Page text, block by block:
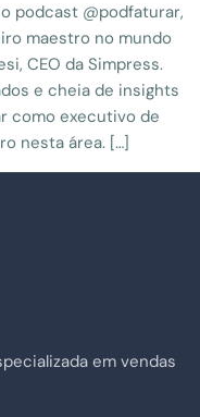
podcast @podfaturar,
maestro no mundo
CEO da Simpress.
e cheia de insights
como executivo de
nesta área. […]
em vendas